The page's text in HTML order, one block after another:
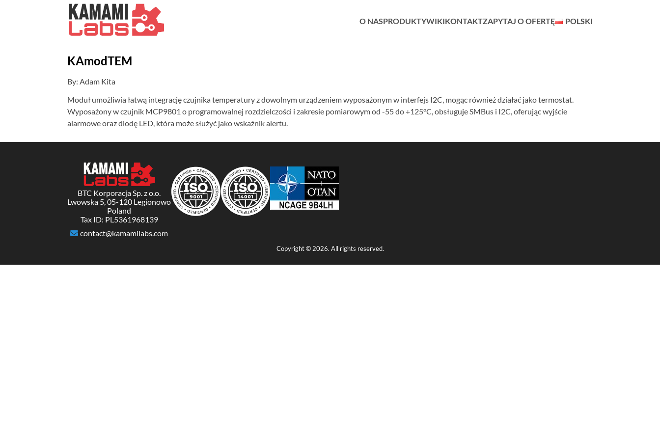
O NASPRODUKTYWIKIKONTAKTZAPYTAJ O OFERTĘ POLSKI
KAmodTEM
By: Adam Kita
Moduł umożliwia łatwą integrację czujnika temperatury z dowolnym urządzeniem wyposażonym w interfejs I2C, mogąc również działać jako termostat.
Wyposażony w czujnik MCP9801 o programowalnej rozdzielczości i zakresie pomiarowym od -55 do +125°C, obsługuje SMBus i I2C, oferując wyjście
alarmowe oraz diodę LED, która może służyć jako wskaźnik alertu.
BTC Korporacja Sp. z o.o.
Lwowska 5, 05-120 Legionowo
Poland
Tax ID: PL5361968139
contact@kamamilabs.com
Copyright © 2026. All rights reserved.